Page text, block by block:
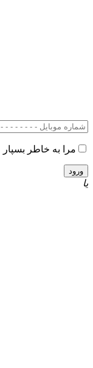
مرا به خاطر بسپار
یا